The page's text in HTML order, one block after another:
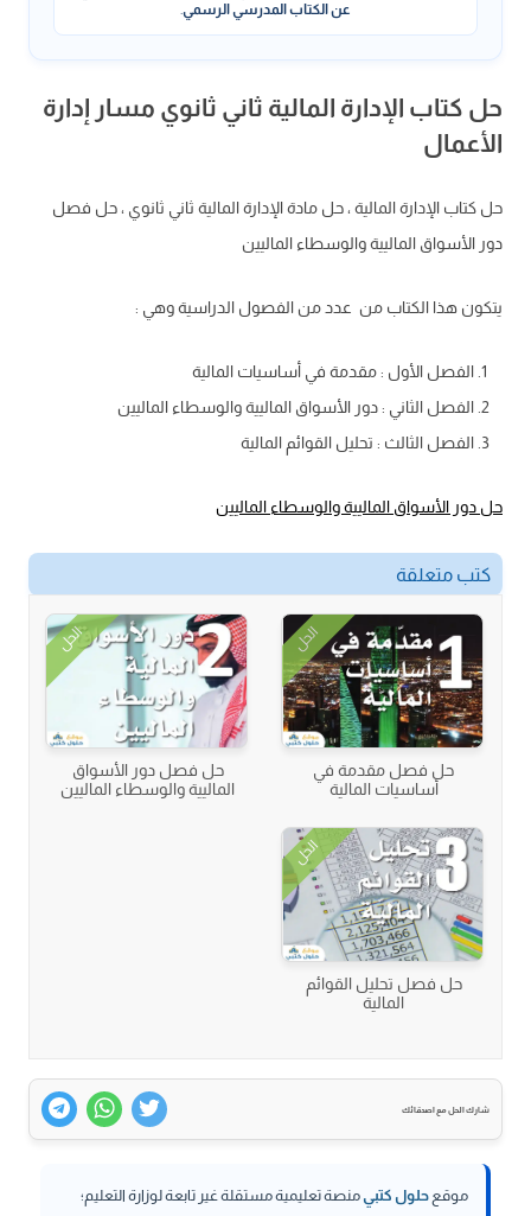
عن الكتاب المدرسي الرسمي.
حل كتاب الإدارة المالية ثاني ثانوي مسار إدارة
الأعمال
حل كتاب الإدارة المالية ، حل مادة الإدارة المالية ثاني ثانوي ، حل فصل
دور الأسواق الماليية والوسطاء الماليين
يتكون هذا الكتاب من عدد من الفصول الدراسية وهي :
الفصل الأول : مقدمة في أساسيات المالية
الفصل الثاني : دور الأسواق الماليية والوسطاء الماليين
الفصل الثالث : تحليل القوائم المالية
حل دور الأسواق الماليية والوسطاء الماليين
كتب متعلقة
الحل
حل فصل مقدمة في
أساسيات المالية
الحل
حل فصل دور الأسواق
الماليية والوسطاء الماليين
الحل
حل فصل تحليل القوائم
المالية
شارك الحل مع اصدقائك
موقع حلول كتبيمنصة تعليمية مستقلة غير تابعة لوزارة التعليم؛